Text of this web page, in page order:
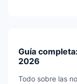
Guía
2026
Todo sobre las